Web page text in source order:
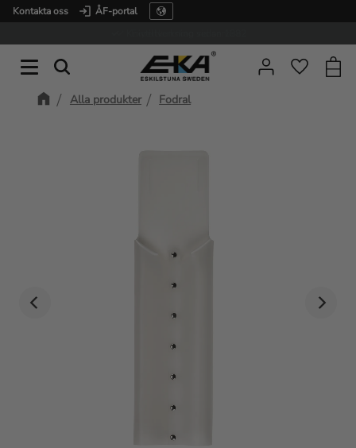
Kontakta oss
ÅF-portal
Alla produkter Fodral